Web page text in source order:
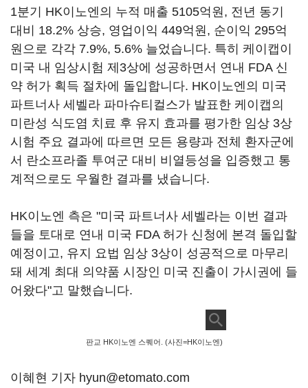
1분기 HK이노엔의 누적 매출 5105억원, 전년 동기
대비 18.2% 상승, 영업이익 449억원, 순이익 295억
원으로 각각 7.9%, 5.6% 늘었습니다. 특히 케이캡이
미국 내 임상시험 제3상에 성공하면서 연내 FDA 신
약 허가 획득 절차에 돌입합니다. HK이노엔의 미국
파트너사 세벨라 파마슈티컬스가 발표한 케이캡의
미란성 식도염 치료 후 유지 효과를 평가한 임상 3상
시험 주요 결과에 따르면 모든 용량과 전체 환자군에
서 란소프라졸 투여군 대비 비열등성을 입증했고 통
계적으로도 우월한 결과를 냈습니다.
HK이노엔 측은 "미국 파트너사 세벨라는 이번 결과
들을 토대로 연내 미국 FDA 허가 신청에 본격 돌입할
예정이고, 유지 요법 임상 3상이 성공적으로 마무리
돼 세계 최대 의약품 시장인 미국 진출이 가시권에 들
어왔다"고 말했습니다.
판교 HK이노엔 스퀘어. (사진=HK이노엔)
이혜현 기자 hyun@etomato.com